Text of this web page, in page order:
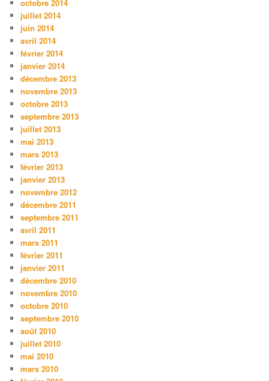
octobre 2014
juillet 2014
juin 2014
avril 2014
février 2014
janvier 2014
décembre 2013
novembre 2013
octobre 2013
septembre 2013
juillet 2013
mai 2013
mars 2013
février 2013
janvier 2013
novembre 2012
décembre 2011
septembre 2011
avril 2011
mars 2011
février 2011
janvier 2011
décembre 2010
novembre 2010
octobre 2010
septembre 2010
août 2010
juillet 2010
mai 2010
mars 2010